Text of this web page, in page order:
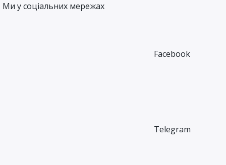
Ми у соціальних мережах
Facebook
Telegram